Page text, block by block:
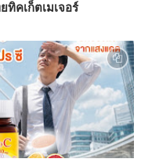
คเก็ตเมเจอร์